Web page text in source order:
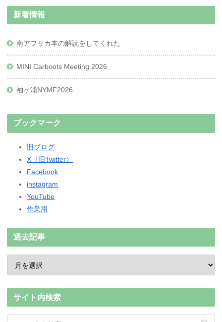
新着情報
南アフリカ本の解読をしてくれた
MINI Carboots Meeting 2026
袖ヶ浦NYMF2026
ブックマーク
旧ブログ
X（旧Twitter）
Facebook
instagram
YouTube
作業用
過去記事
サイト内検索